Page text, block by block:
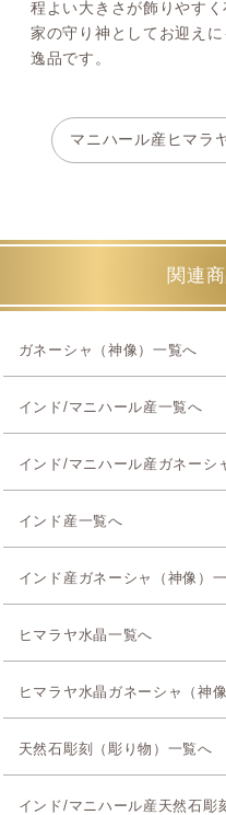
程よい大きさが飾りやす
家の守り神としてお迎え
逸品です。
マニハール産ヒマラ
関連
ガネーシャ（神像）一覧へ
インド/マニハール産一覧へ
インド/マニハール産ガネーシ
インド産一覧へ
インド産ガネーシャ（神像）
ヒマラヤ水晶一覧へ
ヒマラヤ水晶ガネーシャ（神
天然石彫刻（彫り物）一覧へ
インド/マニハール産天然石彫